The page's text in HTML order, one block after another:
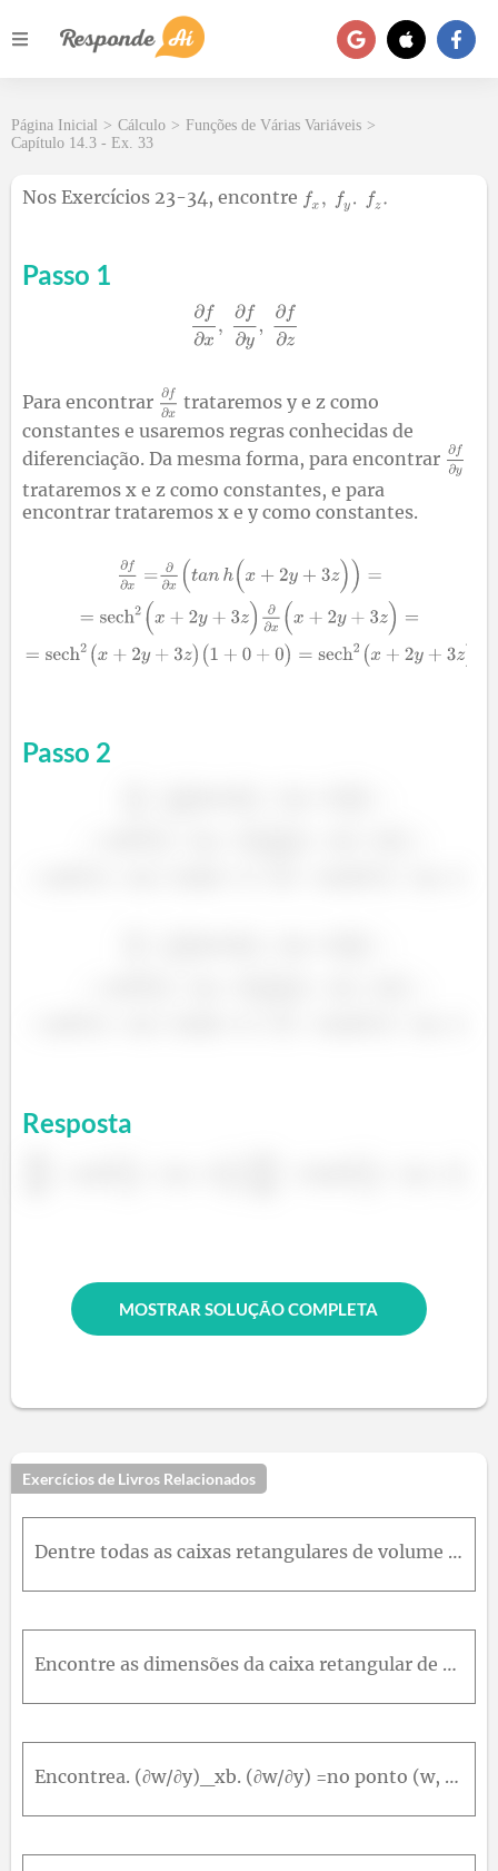
Página Inicial > Cálculo > Funções de Várias Variáveis >
Capítulo 14.3 - Ex. 33
Nos Exercícios 23-34, encontre
Passo 1
Para encontrar
trataremos y e z como
constantes e usaremos regras conhecidas de
diferenciação. Da mesma forma, para encontrar
trataremos x e z como constantes, e para
encontrar trataremos x e y como constantes.
Passo 2
Resposta
MOSTRAR SOLUÇÃO COMPLETA
Exercícios de Livros Relacionados
Dentre todas as caixas retangulares de volume 27 cm3, qual éa menor área de superfície?
Encontre as dimensões da caixa retangular de máximo volumeque podem ser inscritas dentro da esfera x2 + y2 + z2 = 4.
Encontrea. (∂w/∂y)_xb. (∂w/∂y) =no ponto (w, x, y, z) = (4.2, 1, -1) sew = x^2 y^2 + yz - z^3 e x^2 + y^2 + z^2 = 6